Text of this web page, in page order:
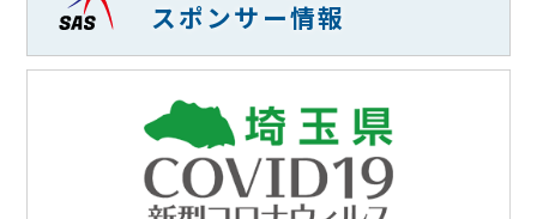
スポンサー情報